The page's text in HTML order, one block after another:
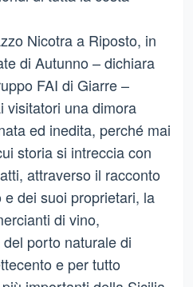
Nicotra a Riposto, in
di Autunno – dichiara
FAI di Giarre –
visitatori una dimora
ed inedita, perché mai
storia si intreccia con
attraverso il racconto
e dei suoi proprietari, la
di vino,
porto naturale di
e per tutto